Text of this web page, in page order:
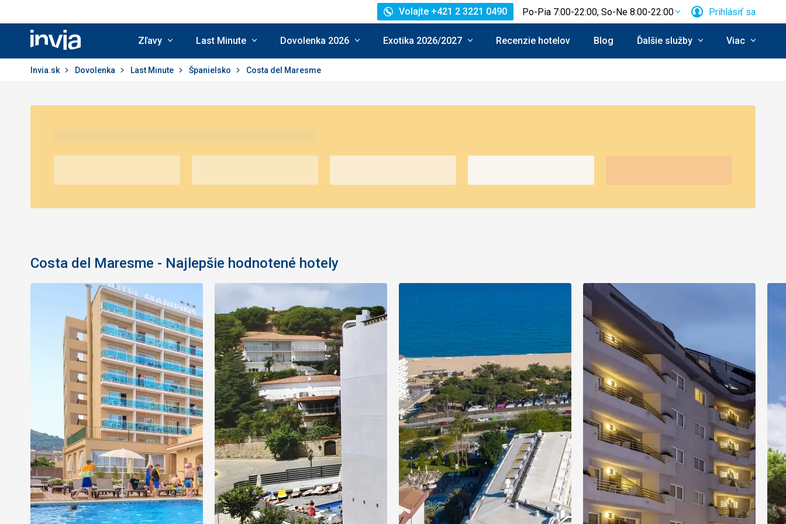
Invia.sk
Volajte +421 2 3221 0490 Po-Pia 7:00-22:00, So-Ne 8:00-22:00 Prihlásiť sa
Zľavy Last Minute Dovolenka 2026 Exotika 2026/2027 Recenzie hotelov Blog Ďalšie služby Viac
Invia.sk Dovolenka Last Minute Španielsko Costa del Maresme
Costa del Maresme - Najlepšie hodnotené hotely